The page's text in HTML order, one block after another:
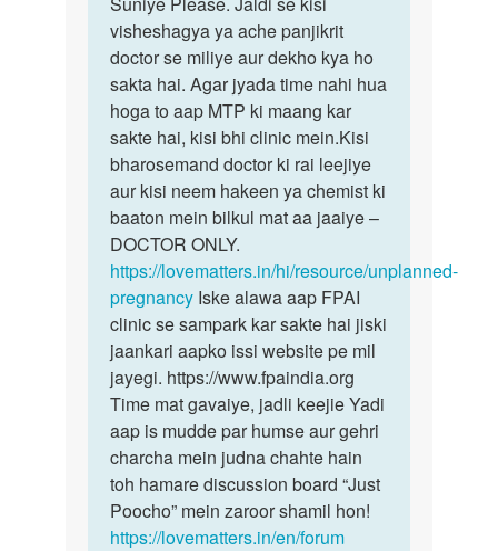
mam
mare
ek
fd
hai
vo
1
month
by
price
Please.
Jaldi
se
kisi
visheshagya ya ache panjikrit
doctor se miliye aur dekho kya ho
sakta hai. Agar jyada time nahi hua
hoga to aap MTP ki maang kar
sakte hai, kisi bhi clinic mein.Kisi
bharosemand doctor ki rai leejiye
aur kisi neem hakeen ya chemist ki
baaton mein bilkul mat aa jaaiye –
DOCTOR ONLY.
https://lovematters.in/hi/resource/unplanned-
pregnancy Iske alawa aap FPAI
clinic se sampark kar sakte hai jiski
jaankari aapko issi website pe mil
jayegi. https://www.fpaindia.org
Time mat gavaiye, jadli keejie Yadi
aap is mudde par humse aur gehri
charcha mein judna chahte hain
toh hamare discussion board “Just
Poocho” mein zaroor shamil hon!
https://lovematters.in/en/forum